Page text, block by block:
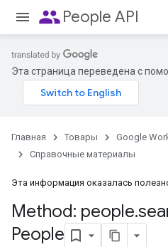
peoplePeople API
Эта страница переведена с
Главная Товары Google
Справочные материалы
Эта информация оказалась
Method: people.
People